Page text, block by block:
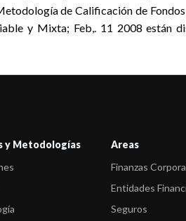
de Calificación de
y Mixta; Feb,. 11 2008 están
y Metodologías
Areas
Finanzas
Entidades
Seguros